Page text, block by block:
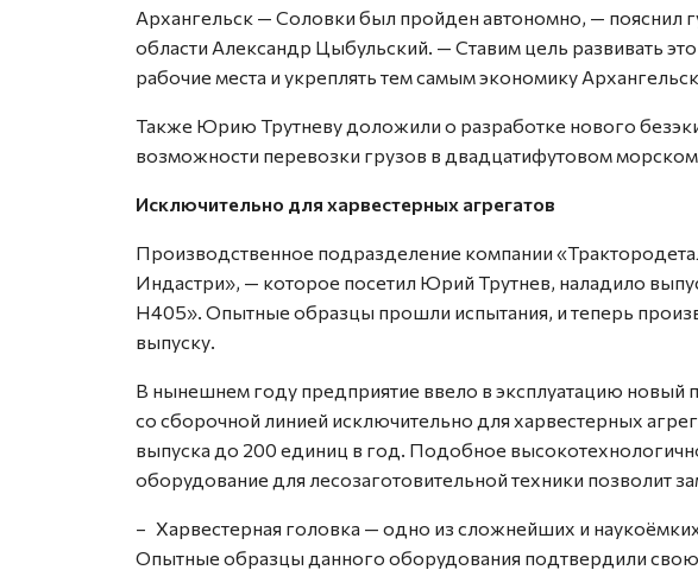
Архангельск — Соловки был пройден автономно, — пояснил
области Александр Цыбульский. — Ставим цель развивать
рабочие места и укреплять тем самым экономику
Также Юрию Трутневу доложили о разработке нового
возможности перевозки грузов в двадцатифутовом
Исключительно для харвестерных агрегатов
Производственное подразделение компании
Индастри», — которое посетил Юрий Трутнев, наладило
H405». Опытные образцы прошли испытания, и теперь
выпуску.
В нынешнем году предприятие ввело в эксплуатацию новый
со сборочной линией исключительно для харвестерных
выпуска до 200 единиц в год. Подобное
оборудование для лесозаготовительной техники позволит
– Харвестерная головка — одно из сложнейших и
Опытные образцы данного оборудования подтвердили